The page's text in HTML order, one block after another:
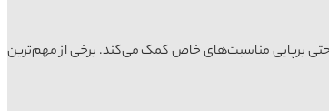
حتی برپایی مناسبت‌های خاص کمک می‌کند. برخی از مهم‌ترین